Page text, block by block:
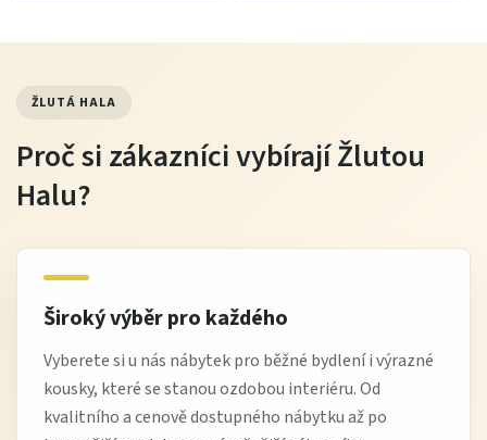
ŽLUTÁ HALA
Proč si zákazníci vybírají Žlutou
Halu?
Široký výběr pro každého
Vyberete si u nás nábytek pro běžné bydlení i výrazné
kousky, které se stanou ozdobou interiéru. Od
kvalitního a cenově dostupného nábytku až po